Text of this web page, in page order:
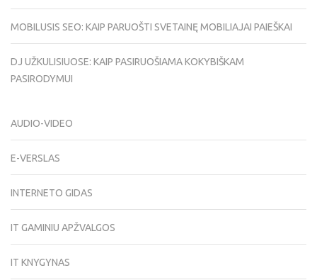
MOBILUSIS SEO: KAIP PARUOŠTI SVETAINĘ MOBILIAJAI PAIEŠKAI
DJ UŽKULISIUOSE: KAIP PASIRUOŠIAMA KOKYBIŠKAM
PASIRODYMUI
AUDIO-VIDEO
E-VERSLAS
INTERNETO GIDAS
IT GAMINIU APŽVALGOS
IT KNYGYNAS